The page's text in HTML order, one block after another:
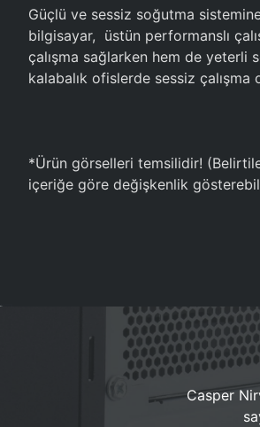
Güçlü ve sessiz soğutma
bilgisayar, üstün performanslı
çalışma sağlarken hem de yeterli
kalabalık ofislerde sessiz çalışma
*Ürün görselleri temsilidir!
içeriğe göre değişkenlik
Casper